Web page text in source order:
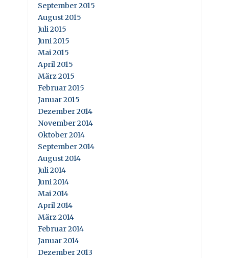
September 2015
August 2015
Juli 2015
Juni 2015
Mai 2015
April 2015
März 2015
Februar 2015
Januar 2015
Dezember 2014
November 2014
Oktober 2014
September 2014
August 2014
Juli 2014
Juni 2014
Mai 2014
April 2014
März 2014
Februar 2014
Januar 2014
Dezember 2013